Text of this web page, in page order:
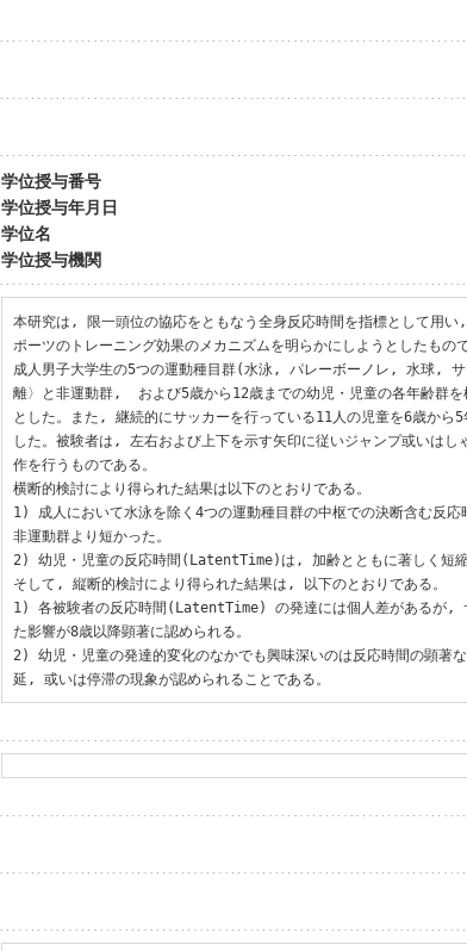
学位授与番号
学位授与年月日
学位名
学位授与機関
本研究は, 限一頭位の協応をともなう全身反応時間を指標として用
ポーツのトレーニング効果のメカニズムを明らかにしようとしたもので
成人男子大学生の5つの運動種目群(水泳, パレーボーノレ, 水球,
離〉と非運動群,  および5歳から12歳までの幼児・児童の各年齢群を
とした。また, 継続的にサッカーを行っている11人の児童を6歳から
した。被験者は, 左右および上下を示す矢印に従いジャンプ或いはし
作を行うものである。
横断的検討により得られた結果は以下のとおりである。
1) 成人において水泳を除く4つの運動種目群の中枢での決断含む反
非運動群より短かった。
2) 幼児・児童の反応時間(LatentTime)は, 加齢とともに著しく短縮
そして, 縦断的検討により得られた結果は, 以下のとおりである。
1) 各被験者の反応時間(LatentTime) の発達には個人差があるが,
た影響が8歳以降顕著に認められる。
2) 幼児・児童の発達的変化のなかでも興味深いのは反応時間の顕著
延, 或いは停滞の現象が認められることである。